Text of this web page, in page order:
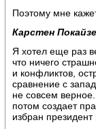
Поэтому мне
Карстен
Я хотел еще раз
что ничего
и конфликтов,
сравнение с
не совсем
потом создает
избран